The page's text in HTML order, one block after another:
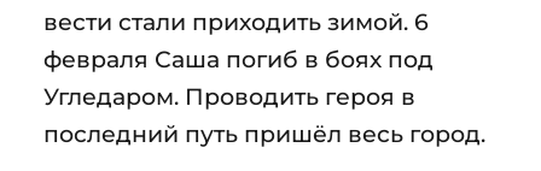
вести стали приходить зимой. 6
февраля Саша погиб в боях под
Угледаром. Проводить героя в
последний путь пришёл весь город.